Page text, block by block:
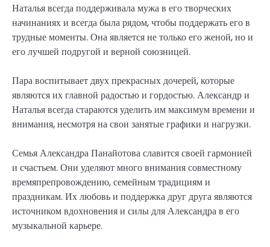
Наталья всегда поддерживала мужа в его творческих
начинаниях и всегда была рядом, чтобы поддержать его в
трудные моменты. Она является не только его женой, но и
его лучшей подругой и верной союзницей.
Пара воспитывает двух прекрасных дочерей, которые
являются их главной радостью и гордостью. Александр и
Наталья всегда стараются уделить им максимум времени и
внимания, несмотря на свои занятые графики и нагрузки.
Семья Александра Панайотова славится своей гармонией
и счастьем. Они уделяют много внимания совместному
времяпрепровождению, семейным традициям и
праздникам. Их любовь и поддержка друг друга являются
источником вдохновения и силы для Александра в его
музыкальной карьере.